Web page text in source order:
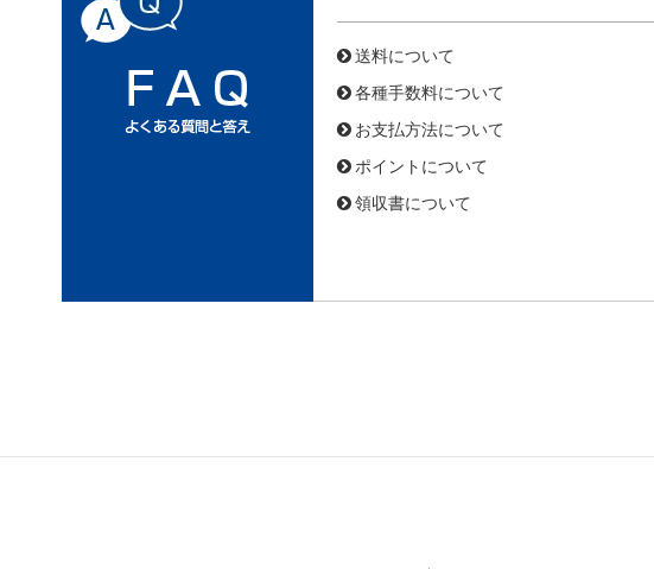
送料について
各種手数料について
お支払方法について
ポイントについて
領収書について